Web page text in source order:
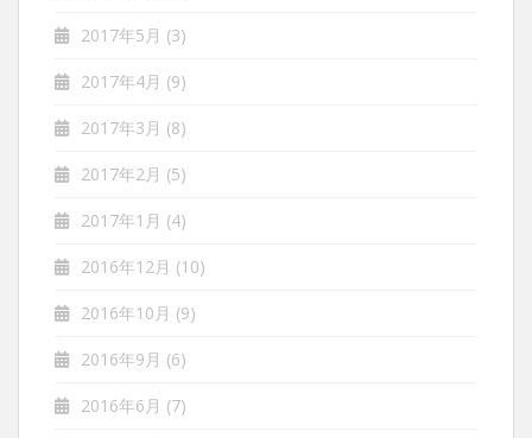
2017年5月 (3)
2017年4月 (9)
2017年3月 (8)
2017年2月 (5)
2017年1月 (4)
2016年12月 (10)
2016年10月 (9)
2016年9月 (6)
2016年6月 (7)